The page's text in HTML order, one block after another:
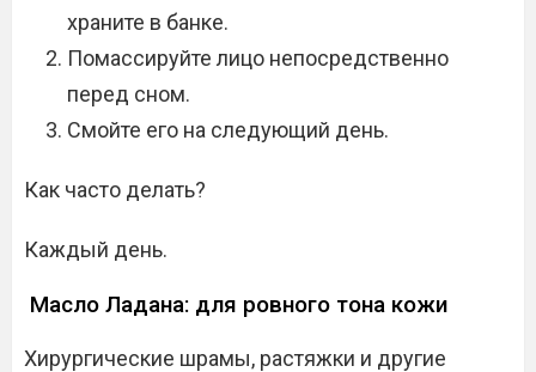
храните в банке.
Помассируйте лицо непосредственно
перед сном.
Смойте его на следующий день.
Как часто делать?
Каждый день.
Масло Ладана: для ровного тона кожи
Хирургические шрамы, растяжки и другие